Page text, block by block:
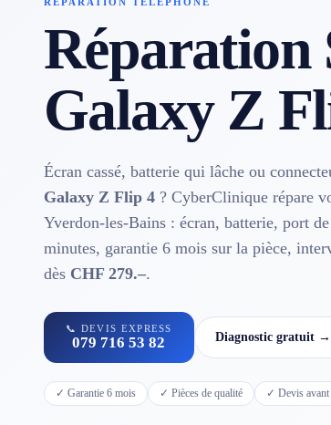
Réparation téléphone
Tarifs
📱 Réparation téléphone par marque
📍 LOCALITÉS DESSERVIES
Région d'Yverdon 6
Gros-de-Vaud 4
Réparation
Galaxy Z
Écran cassé, batterie qui lâche ou
Galaxy Z Flip 4 ? CyberClinique répare
Yverdon-les-Bains : écran, batterie, port
minutes, garantie 6 mois sur la pièce,
dès CHF 279.–.
📞 DEVIS EXPRESS
079 716 53 82 Diagnostic gratuit →
✓ Garantie 6 mois ✓ Pièces de qualité ✓ Devis avant